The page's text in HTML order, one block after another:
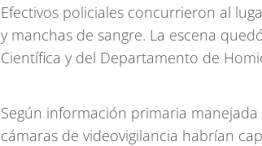
Efectivos policiales concurrieron al
y manchas de sangre. La escena
Científica y del Departamento de
Según información primaria
cámaras de videovigilancia habrían